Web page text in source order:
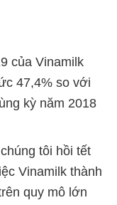
của Vinamilk
47,4% so với
kỳ năm 2018
tôi hồi tết
Vinamilk thành
quy mô lớn